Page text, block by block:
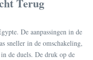
Terug
De aanpassingen in de
sneller in de omschakeling,
de duels. De druk op de